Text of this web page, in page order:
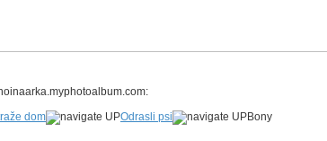
dom Odrasli psi
Bony